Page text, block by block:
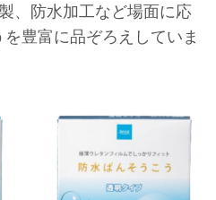
、防水加工など場面に応
豊富に品ぞろえしていま